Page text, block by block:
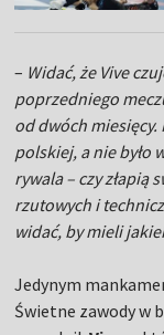
– Widać, że Vive
poprzedniego
od dwóch miesięcy.
polskiej, a nie było
rywala – czy złapią
rzutowych i
widać, by mieli
Jedynym
Świetne zawody w